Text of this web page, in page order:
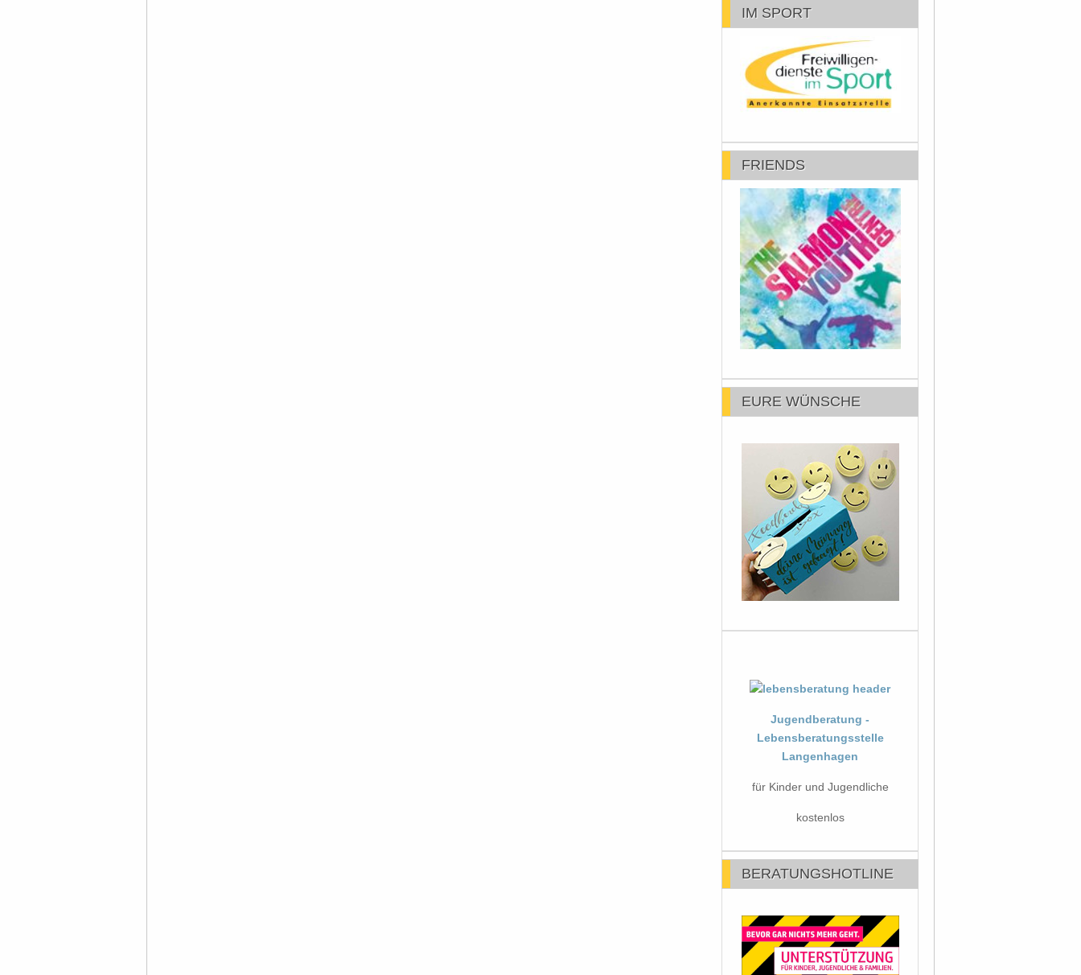
IM SPORT
FRIENDS
EURE WÜNSCHE
Jugendberatung -
Lebensberatungsstelle
Langenhagen
für Kinder und Jugendliche
kostenlos
BERATUNGSHOTLINE